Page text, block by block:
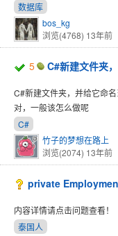
数据库
bos_kg
浏览(4768) 13年前
5 C#新建文件夹
C#新建文件夹，并给它命
对，一般该怎么做呢
C#
竹子的梦想在路上
浏览(2074) 13年前
private
内容详情请点击问题查看！
泰国人